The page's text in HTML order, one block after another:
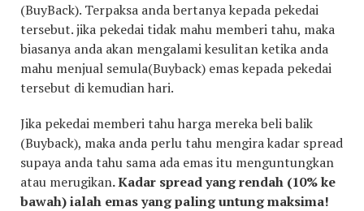
(BuyBack). Terpaksa anda bertanya kepada pekedai
tersebut. jika pekedai tidak mahu memberi tahu, maka
biasanya anda akan mengalami kesulitan ketika anda
mahu menjual semula(Buyback) emas kepada pekedai
tersebut di kemudian hari.
Jika pekedai memberi tahu harga mereka beli balik
(Buyback), maka anda perlu tahu mengira kadar spread
supaya anda tahu sama ada emas itu menguntungkan
atau merugikan. Kadar spread yang rendah (10% ke
bawah) ialah emas yang paling untung maksima!